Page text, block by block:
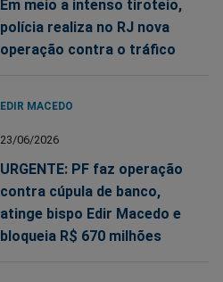
Em meio a intenso tiroteio,
polícia realiza no RJ nova
operação contra o tráfico
EDIR MACEDO
23/06/2026
URGENTE: PF faz operação
contra cúpula de banco,
atinge bispo Edir Macedo e
bloqueia R$ 670 milhões